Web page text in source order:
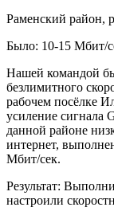
Раменский район,
Было: 10-15 Мбит/
Нашей командой
безлимитного
рабочем посёлке
усиление сигнала
данной районе
интернет,
Мбит/сек.
Результат:
настроили